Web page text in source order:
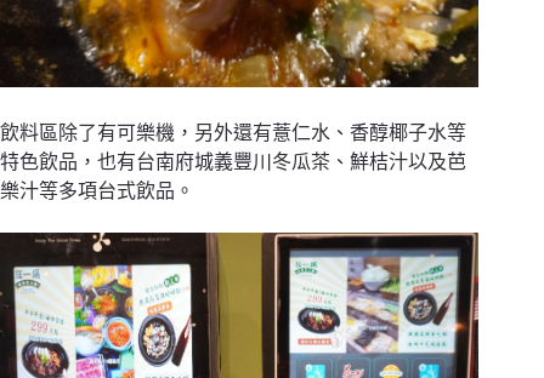
飲料區除了有可樂機，另外還有薏仁水、香醇椰子水等
特色飲品，也有台南府城義豐川冬瓜茶、鮮桔汁以及芭
樂汁等多項台式飲品。